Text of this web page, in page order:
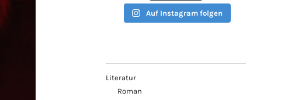
Auf Instagram folgen
Literatur
Roman